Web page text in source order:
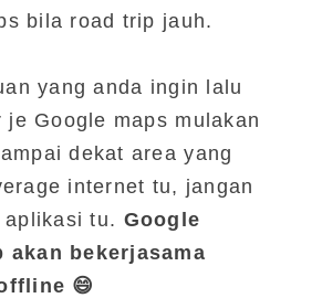
bila road trip jauh.
yang anda ingin lalu
Google maps mulakan
dekat area yang
internet tu, jangan
tu. Google
akan bekerjasama
😄